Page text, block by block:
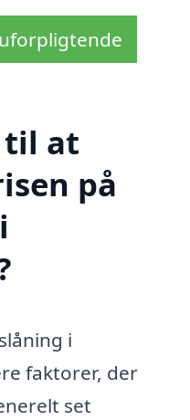
til at
på
i
faktorer, der
set